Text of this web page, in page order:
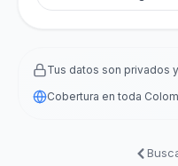
Tus datos son privados
Cobertura en toda